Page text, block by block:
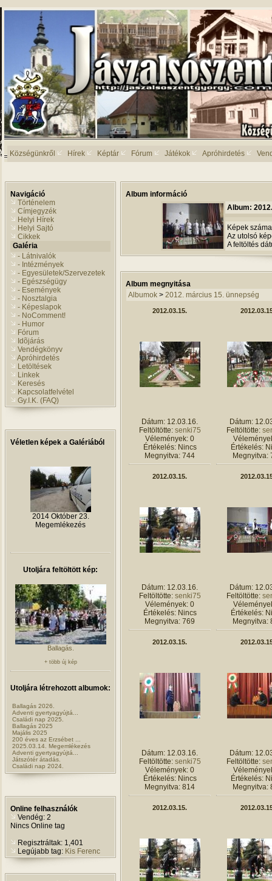
Községünkről Hírek Képtár Fórum Játékok Apróhirdetés
Navigáció
Történelem
Címjegyzék
Helyi Hírek
Helyi Sajtó
Cikkek
Galéria
- Látnivalók
- Intézmények
- Egyesületek/Szervezetek
- Egészségügy
- Események
- Nosztalgia
- Képeslapok
- NoComment!
- Humor
Fórum
Idõjárás
Vendégkönyv
Apróhirdetés
Letöltések
Linkek
Keresés
Kapcsolatfelvétel
Gy.I.K. (FAQ)
Véletlen képek a Galériából
2014 Október 23.
Megemlékezés
Utoljára feltöltött kép:
Ballagás.
+ több új kép
Utoljára létrehozott albumok:
Ballagás 2026.
Adventi gyertyagyújtá...
Családi nap 2025.
Ballagás 2025
Majális 2025
200 éves az Erzsébet ...
2025.03.14. Megemlékezés
Adventi gyertyagyújtá...
Játszótér átadás.
Családi nap 2024.
Online felhasználók
Vendég: 2
Nincs Online tag
Regisztráltak: 1,401
Legújabb tag: Kis Ferenc
Album információ
Album:
Képek
Az utolsó
A feltöltés
Album megnyitása
Albumok > 2012. március 15. ünnepség
2012.03.15.
Dátum: 12.03.16.
Feltöltötte: senki75
Vélemények: 0
Értékelés: Nincs
Megnyitva: 744
Dátum:
Feltöltötte:
Értékelés:
Megnyitva:
2012.03.15.
Dátum: 12.03.16.
Feltöltötte: senki75
Vélemények: 0
Értékelés: Nincs
Megnyitva: 769
Dátum:
Feltöltötte:
Értékelés:
Megnyitva:
2012.03.15.
Dátum: 12.03.16.
Feltöltötte: senki75
Vélemények: 0
Értékelés: Nincs
Megnyitva: 814
Dátum:
Feltöltötte:
Értékelés:
Megnyitva:
2012.03.15.